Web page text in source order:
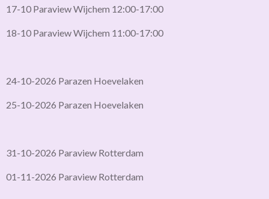
17-10 Paraview Wijchem 12:00-17:00
18-10 Paraview Wijchem 11:00-17:00
24-10-2026 Parazen Hoevelaken
25-10-2026 Parazen Hoevelaken
31-10-2026 Paraview Rotterdam
01-11-2026 Paraview Rotterdam